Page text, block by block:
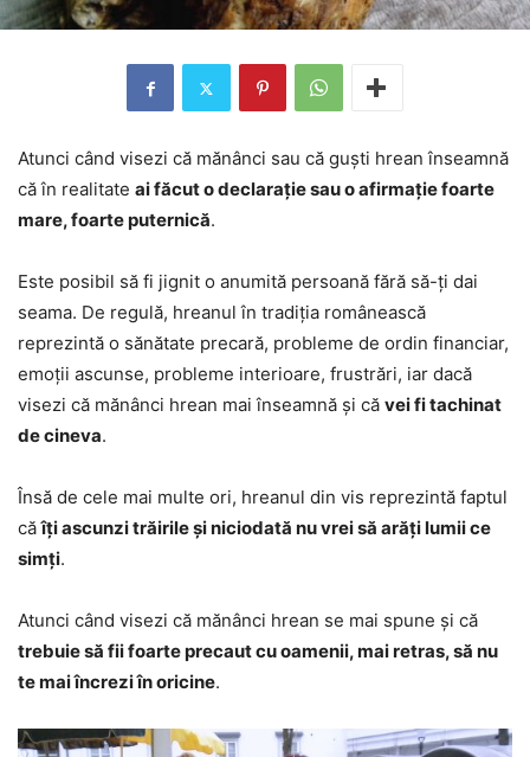
Atunci când visezi că mănânci sau că guști hrean înseamnă
că în realitate ai făcut o declarație sau o afirmație foarte
mare, foarte puternică.
Este posibil să fi jignit o anumită persoană fără să-ți dai
seama. De regulă, hreanul în tradiția românească
reprezintă o sănătate precară, probleme de ordin financiar,
emoții ascunse, probleme interioare, frustrări, iar dacă
visezi că mănânci hrean mai înseamnă și că vei fi tachinat
de cineva.
Însă de cele mai multe ori, hreanul din vis reprezintă faptul
căîți ascunzi trăirile și niciodată nu vrei să arăți lumii ce
simți.
Atunci când visezi că mănânci hrean se mai spune și că
trebuie să fii foarte precaut cu oamenii, mai retras, să nu
te mai încrezi în oricine.